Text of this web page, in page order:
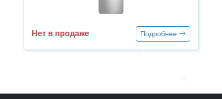
Нет в продаже Подробнее